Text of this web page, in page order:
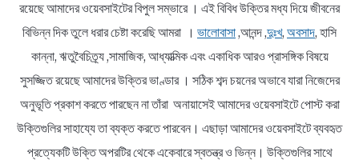
রয়েছে আমাদের ওয়েবসাইটের বিপুল সম্ভারে । এই বিবিধ উক্তির মধ্য দিয়ে জীবনের
বিভিন্ন দিক তুলে ধরার চেষ্টা করেছি আমরা । ভালোবাসা,আনন্দ ,দুঃখ, অবসাদ, হাসি
কান্না, ঋতুবৈচিত্র্য ,সামাজিক, আধ্যাত্মিক এবং একাধিক আরও প্রাসঙ্গিক বিষয়ে
সুসজ্জিত রয়েছে আমাদের উক্তির ভাণ্ডার । সঠিক শব্দ চয়নের অভাবে যারা নিজেদের
অনুভূতি প্রকাশ করতে পারছেন না তাঁরা অনায়াসেই আমাদের ওয়েবসাইটে পোস্ট করা
উক্তিগুলির সাহায্যে তা ব্যক্ত করতে পারবেন। এছাড়া আমাদের ওয়েবসাইটে ব্যবহৃত
প্রত্যেকটি উক্তি অপরটির থেকে একেবারে স্বতন্ত্র ও ভিন্ন। উক্তিগুলির সাথে